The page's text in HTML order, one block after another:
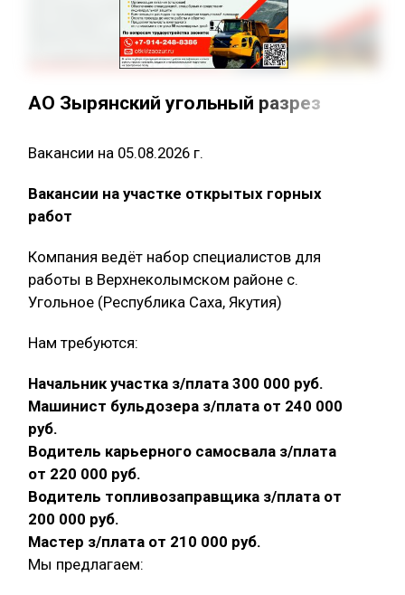
АО Зырянский угольный разрез
Вакансии на 05.08.2026 г.
Вакансии на участке открытых горных
работ
Компания ведёт набор специалистов для
работы в Верхнеколымском районе с.
Угольное (Республика Саха, Якутия)
Нам требуются:
Начальник участка з/плата 300 000 руб.
Машинист бульдозера з/плата от 240 000
руб.
Водитель карьерного самосвала з/плата
от 220 000 руб.
Водитель топливозаправщика з/плата от
200 000 руб.
Мастер з/плата от 210 000 руб.
Мы предлагаем: